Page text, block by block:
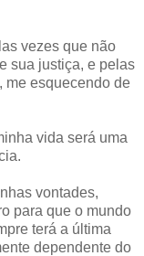
vezes que não
sua justiça, e pelas
me esquecendo de
vida será uma
vontades,
para que o mundo
terá a última
dependente do